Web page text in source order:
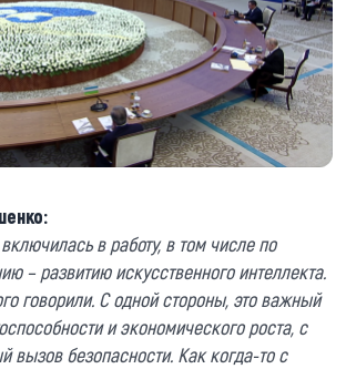
в работу, в том числе по
– развитию искусственного интеллекта.
говорили. С одной стороны, это важный
и экономического роста, с
вызов безопасности. Как когда-то с